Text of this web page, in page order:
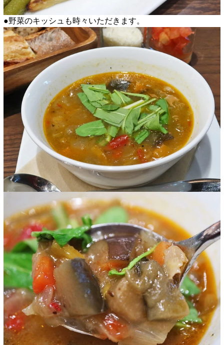
●野菜のキッシュも時々いただきます。